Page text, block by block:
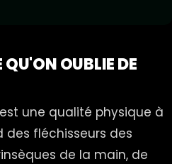
QU'ON OUBLIE DE
une qualité physique à
des fléchisseurs des
de la main, de